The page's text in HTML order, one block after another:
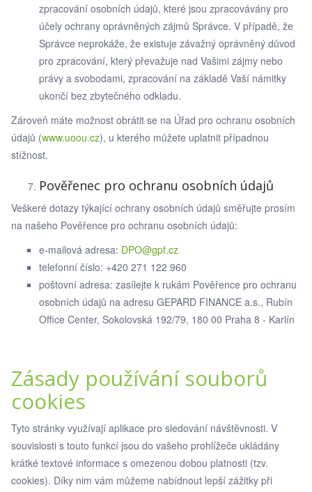
zpracování osobních údajů, které jsou zpracovávány pro
účely ochrany oprávněných zájmů Správce. V případě, že
Správce neprokáže, že existuje závažný oprávněný důvod
pro zpracování, který převažuje nad Vašimi zájmy nebo
právy a svobodami, zpracování na základě Vaší námitky
ukončí bez zbytečného odkladu.
Zároveň máte možnost obrátit se na Úřad pro ochranu osobních
údajů (www.uoou.cz), u kterého můžete uplatnit případnou
stížnost.
Pověřenec pro ochranu osobních údajů
Veškeré dotazy týkající ochrany osobních údajů směřujte prosím
na našeho Pověřence pro ochranu osobních údajů:
e-mailová adresa: DPO@gpf.cz
telefonní číslo: +420 271 122 960
poštovní adresa: zasílejte k rukám Pověřence pro ochranu
osobních údajů na adresu GEPARD FINANCE a.s., Rubín
Office Center, Sokolovská 192/79, 180 00 Praha 8 - Karlín
Zásady používání souborů
cookies
Tyto stránky využívají aplikace pro sledování návštěvnosti. V
souvislosti s touto funkcí jsou do vašeho prohlížeče ukládány
krátké textové informace s omezenou dobou platnosti (tzv.
cookies). Díky nim vám můžeme nabídnout lepší zážitky při